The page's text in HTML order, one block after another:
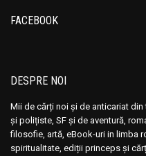
Anais Nin
Anatolie Panis
Anca Dan
Andocide
Andre Bejin
Anais Nin
Anatolie Panis
Anca Dan
Andocide
Andre Bejin
FACEBOOK
DESPRE NOI
Mii de cărți noi și de anticariat
și polițiste, SF și de aventură,
filosofie, artă, eBook-uri in limba
spiritualitate, ediții princeps și